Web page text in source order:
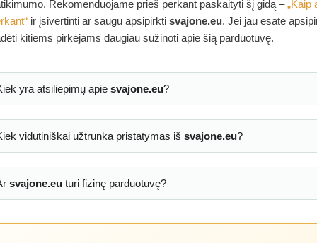
Rekomenduojame prieš perkant paskaityti šį gidą –„Kaip
ir įsivertinti ar saugu apsipirkti svajone.eu. Jei jau esate
kitiems pirkėjams daugiau sužinoti apie šią parduotuvę.
yra atsiliepimų apie svajone.eu?
vidutiniškai užtrunka pristatymas iš svajone.eu?
svajone.euturi fizinę parduotuvę?